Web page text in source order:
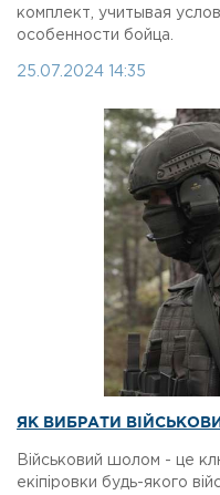
комплект, учитывая
особенности бойца.
25.07.2024 14:35
ЯК ВИБРАТИ
Військовий шолом - це
екіпіровки будь-якого